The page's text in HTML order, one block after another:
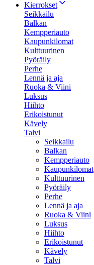
Kierrokset
Seikkailu
Balkan
Kempperiauto
Kaupunkilomat
Kulttuurinen
Pyöräily
Perhe
Lennä ja aja
Ruoka & Viini
Luksus
Hiihto
Erikoistunut
Kävely
Talvi
Seikkailu
Balkan
Kempperiauto
Kaupunkilomat
Kulttuurinen
Pyöräily
Perhe
Lennä ja aja
Ruoka & Viini
Luksus
Hiihto
Erikoistunut
Kävely
Talvi